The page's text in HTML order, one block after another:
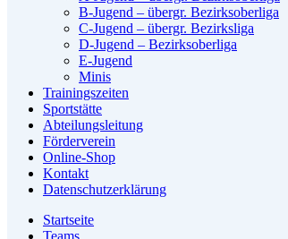
B-Jugend – übergr. Bezirksoberliga
C-Jugend – übergr. Bezirksliga
D-Jugend – Bezirksoberliga
E-Jugend
Minis
Trainingszeiten
Sportstätte
Abteilungsleitung
Förderverein
Online-Shop
Kontakt
Datenschutzerklärung
Startseite
Teams